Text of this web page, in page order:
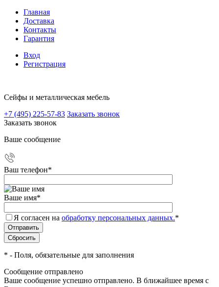
Главная
Доставка
Контакты
Гарантия
Вход
Регистрация
Сейфы и металлическая мебель
+7 (495) 225-57-83 Заказать звонок
Заказать звонок
Ваше сообщение
Ваш телефон*
Ваше имя*
Я согласен на обработку персональных данных.*
* - Поля, обязательные для заполнения
Сообщение отправлено
Ваше сообщение успешно отправлено. В ближайшее время с